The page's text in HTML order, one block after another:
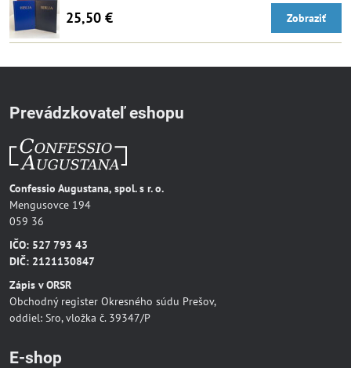
25,50 € Zobraziť
Prevádzkovateľ eshopu
Confessio Augustana, spol. s r. o.
Mengusovce 194
059 36
IČO: 527 793 43
DIČ: 2121130847
Zápis v ORSR
Obchodný register Okresného súdu Prešov,
oddiel: Sro, vložka č. 39347/P
E-shop